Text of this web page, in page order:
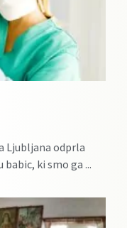
Ljubljana odprla
babic, ki smo ga